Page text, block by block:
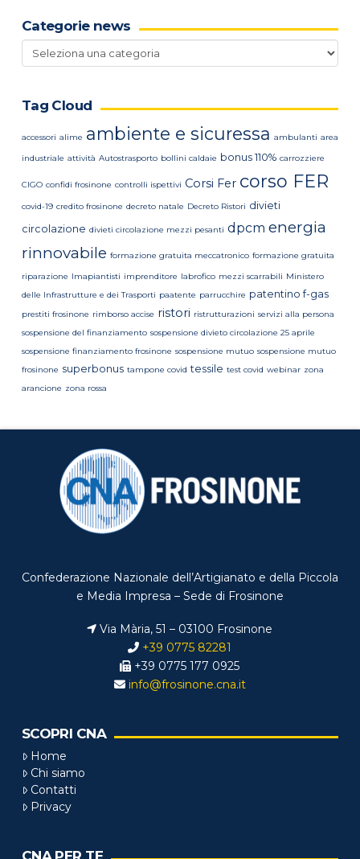
Categorie news
Categorie
news
Tag Cloud
accessori alime ambiente e sicuressa ambulanti area
industriale attività Autostrasporto bollini caldaie bonus 110% carrozziere
CIGO confidi frosinone controlli ispettivi Corsi Fer corso FER
covid-19 credito frosinone decreto natale Decreto Ristori divieti
circolazione divieti circolazione mezzi pesanti dpcm energia
rinnovabile formazione gratuita meccatronico formazione gratuita
riparazione Imapiantisti imprenditore labrofico mezzi scarrabili Ministero
delle Infrastrutture e dei Trasporti paatente parrucchire patentino f-gas
prestiti frosinone rimborso accise ristori ristrutturazioni servizi alla persona
sospensione del finanziamento sospensione divieto circolazione 25 aprile
sospensione finanziamento frosinone sospensione mutuo sospensione mutuo
frosinone superbonus tampone covid tessile test covid webinar zona
arancione zona rossa
Confederazione Nazionale dell’Artigianato e della Piccola
e Media Impresa – Sede di Frosinone
Via Mària, 51 – 03100 Frosinone
+39 0775 82281
+39 0775 177 0925
info@frosinone.cna.it
SCOPRI CNA
Home
Chi siamo
Contatti
Privacy
CNA PER TE